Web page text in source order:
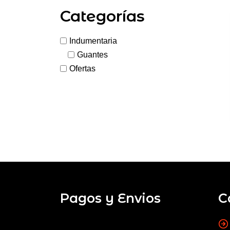
Categorías
Indumentaria
Guantes
Ofertas
Pagos y Envios